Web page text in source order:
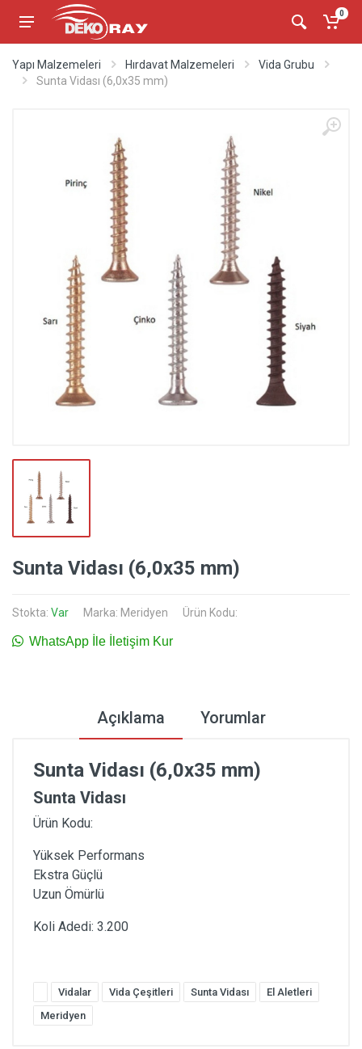
0
Yapı Malzemeleri Hırdavat Malzemeleri
Vida Grubu
Sunta Vidası (6,0x35 mm)
Sunta Vidası (6,0x35 mm)
Stokta: Var Marka: Meridyen Ürün Kodu:
WhatsApp İle İletişim Kur
Açıklama Yorumlar
Sunta Vidası (6,0x35 mm)
Sunta Vidası
Ürün Kodu:
Yüksek Performans
Ekstra Güçlü
Uzun Ömürlü
Koli Adedi: 3.200
Vidalar Vida Çeşitleri Sunta Vidası
El Aletleri
Meridyen